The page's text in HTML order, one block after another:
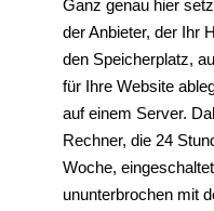
Ganz genau hier
der Anbieter, der Ihr
den Speicherplatz,
für Ihre Website
auf einem Server.
Rechner, die 24
Woche,
ununterbrochen mit